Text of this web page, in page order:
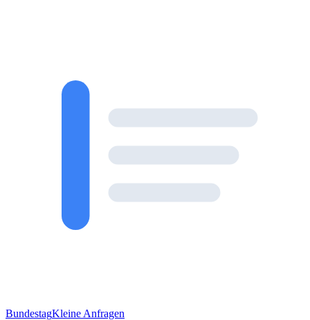
BundestagKleine Anfragen